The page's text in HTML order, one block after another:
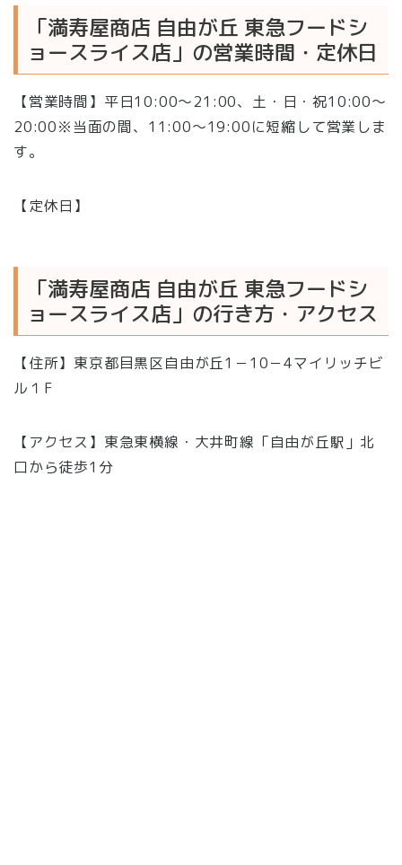
「満寿屋商店 自由が丘 東急フードシ
ョースライス店」の営業時間・定休日
【営業時間】平日10:00〜21:00、土・日・祝10:00〜
20:00※当面の間、11:00〜19:00に短縮して営業しま
す。
【定休日】
「満寿屋商店 自由が丘 東急フードシ
ョースライス店」の行き方・アクセス
【住所】東京都目黒区自由が丘1－10－4マイリッチビ
ル１F
【アクセス】東急東横線・大井町線「自由が丘駅」北
口から徒歩1分